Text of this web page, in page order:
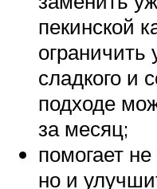
пекинской
ограничить
сладкого и
подходе
за месяц;
помогает
но и